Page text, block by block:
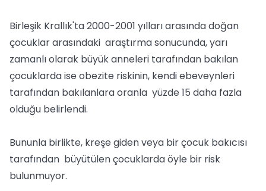
Birleşik Krallık'ta 2000-2001 yılları arasında doğan
çocuklar arasındaki araştırma sonucunda, yarı
zamanlı olarak büyük anneleri tarafından bakılan
çocuklarda ise obezite riskinin, kendi ebeveynleri
tarafından bakılanlara oranla yüzde 15 daha fazla
olduğu belirlendi.
Bununla birlikte, kreşe giden veya bir çocuk bakıcısı
tarafından büyütülen çocuklarda öyle bir risk
bulunmuyor.